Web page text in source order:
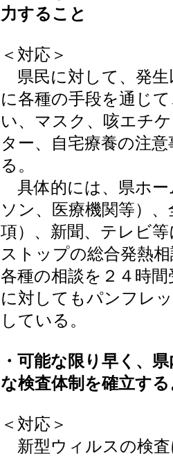
力すること
＜対応＞
県民に対して、発生
に各種の手段を通じ
い、マスク、咳エチ
ター、自宅療養の注
る。
具体的には、県ホー
ソン、医療機関等）
項）、新聞、テレビ
ストップの総合発熱
各種の相談を２４時
に対してもパンフレ
している。
・可能な限り早く、
な検査体制を確立す
＜対応＞
新型ウィルスの検査